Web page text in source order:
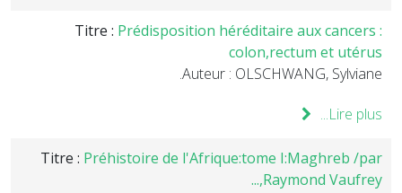
Titre : Prédisposition héréditaire aux cancers :
colon,rectum et utérus
Auteur : OLSCHWANG, Sylviane.
Lire plus...
Titre : Préhistoire de l'Afrique:tome I:Maghreb /par
Raymond Vaufrey,...